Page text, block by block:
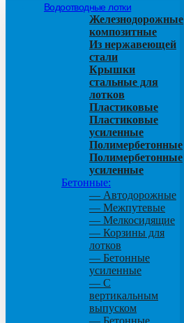
Водоотводные лотки
Железнодорожные
композитные
Из нержавеющей
стали
Крышки
стальные для
лотков
Пластиковые
Пластиковые
усиленные
Полимербетонные
Полимербетонные
усиленные
Бетонные:
— Автодорожные
— Межпутевые
— Мелкосидящие
— Корзины для
лотков
— Бетонные
усиленные
— С
вертикальным
выпуском
— Бетонные